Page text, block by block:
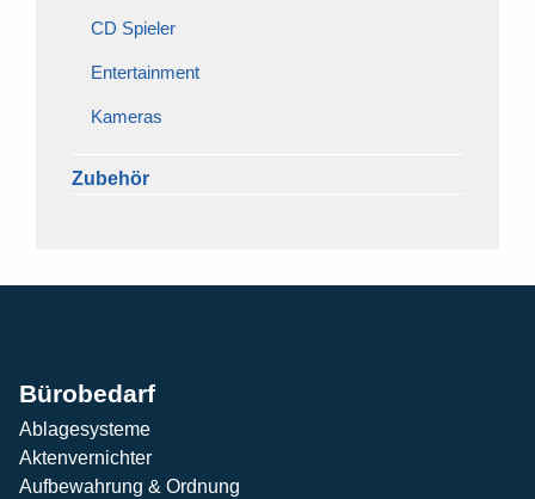
CD Spieler
Entertainment
Kameras
Zubehör
Bürobedarf
Ablagesysteme
Aktenvernichter
Aufbewahrung & Ordnung